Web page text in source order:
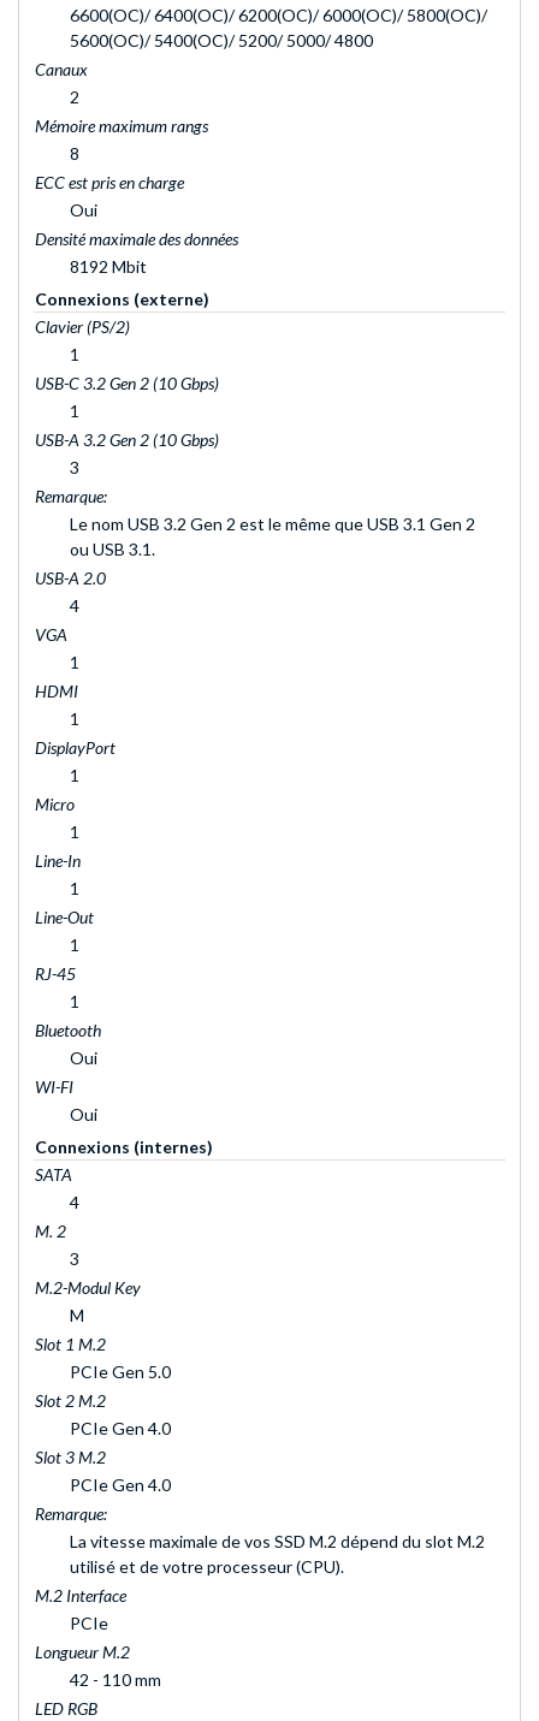
6600(OC)/ 6400(OC)/ 6200(OC)/ 6000(OC)/ 5800(OC)/
5600(OC)/ 5400(OC)/ 5200/ 5000/ 4800
Canaux
2
Mémoire maximum rangs
8
ECC est pris en charge
Oui
Densité maximale des données
8192 Mbit
Connexions (externe)
Clavier (PS/2)
1
USB-C 3.2 Gen 2 (10 Gbps)
1
USB-A 3.2 Gen 2 (10 Gbps)
3
Remarque:
Le nom USB 3.2 Gen 2 est le même que USB 3.1 Gen 2
ou USB 3.1.
USB-A 2.0
4
VGA
1
HDMI
1
DisplayPort
1
Micro
1
Line-In
1
Line-Out
1
RJ-45
1
Bluetooth
Oui
WI-FI
Oui
Connexions (internes)
SATA
4
M. 2
3
M.2-Modul Key
M
Slot 1 M.2
PCIe Gen 5.0
Slot 2 M.2
PCIe Gen 4.0
Slot 3 M.2
PCIe Gen 4.0
Remarque:
La vitesse maximale de vos SSD M.2 dépend du slot M.2
utilisé et de votre processeur (CPU).
M.2 Interface
PCIe
Longueur M.2
42 - 110 mm
LED RGB